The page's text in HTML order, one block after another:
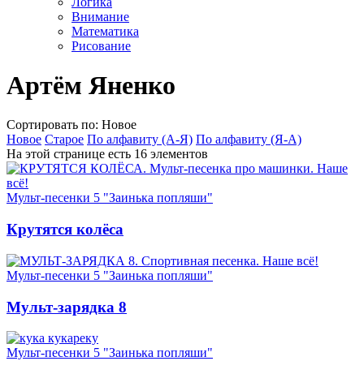
Внимание
Математика
Рисование
Артём Яненко
Сортировать по: Новое
Новое Старое По алфавиту (А-Я) По алфавиту (Я-А)
На этой странице есть 16 элементов
Мульт-песенки 5 "Заинька попляши"
Крутятся колёса
Мульт-песенки 5 "Заинька попляши"
Мульт-зарядка 8
Мульт-песенки 5 "Заинька попляши"